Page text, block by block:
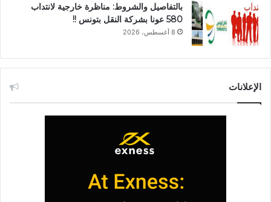
بالتفاصيل والشروط: مناظرة خارجية لانتداب
580 عونا بشركة النقل بتونس !!
8 أغسطس، 2026
الإعلانات